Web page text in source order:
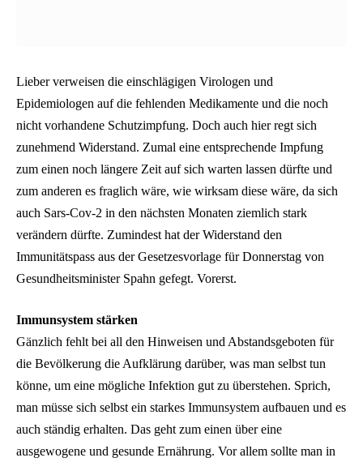
Lieber verweisen die einschlägigen Virologen und
Epidemiologen auf die fehlenden Medikamente und die noch
nicht vorhandene Schutzimpfung. Doch auch hier regt sich
zunehmend Widerstand. Zumal eine entsprechende Impfung
zum einen noch längere Zeit auf sich warten lassen dürfte und
zum anderen es fraglich wäre, wie wirksam diese wäre, da sich
auch Sars-Cov-2 in den nächsten Monaten ziemlich stark
verändern dürfte. Zumindest hat der Widerstand den
Immunitätspass aus der Gesetzesvorlage für Donnerstag von
Gesundheitsminister Spahn gefegt. Vorerst.
Immunsystem stärken
Gänzlich fehlt bei all den Hinweisen und Abstandsgeboten für
die Bevölkerung die Aufklärung darüber, was man selbst tun
könne, um eine mögliche Infektion gut zu überstehen. Sprich,
man müsse sich selbst ein starkes Immunsystem aufbauen und es
auch ständig erhalten. Das geht zum einen über eine
ausgewogene und gesunde Ernährung. Vor allem sollte man in